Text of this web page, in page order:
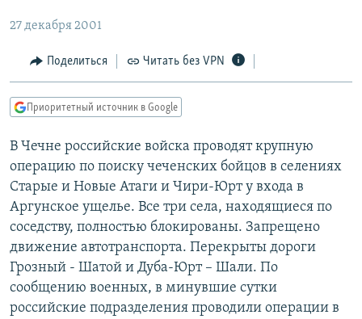
Вернутся
поискуСЕВЕР.РЕАЛИИ
СИБИРЬ.РЕАЛИИ
ПОДПИШИТЕСЬ НА РАССЫЛКУ
СОЦИАЛЬНЫЕ СЕТИ
Все сайты РСЕ/РС
27 декабря 2001
Поделиться Читать без VPN
Приоритетный источник в Google
В Чечне российские войска проводят крупную
операцию по поиску чеченских бойцов в селениях
Старые и Новые Атаги и Чири-Юрт у входа в
Аргунское ущелье. Все три села, находящиеся по
соседству, полностью блокированы. Запрещено
движение автотранспорта. Перекрыты дороги
Грозный - Шатой и Дуба-Юрт – Шали. По
сообщению военных, в минувшие сутки
российские подразделения проводили операции в